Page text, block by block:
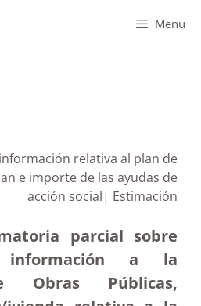
Menu
relativa al plan de
e importe de las ayudas de
acción social| Estimación
parcial sobre
a la
Obras Públicas,